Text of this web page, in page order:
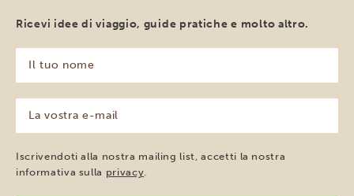
Ricevi idee di viaggio, guide pratiche e molto altro.
tuo
nome
(Obbligatorio)
vostra
e-
mail
(Obbligatorio)
Iscrivendoti alla nostra mailing list, accetti la nostra
informativa sulla privacy